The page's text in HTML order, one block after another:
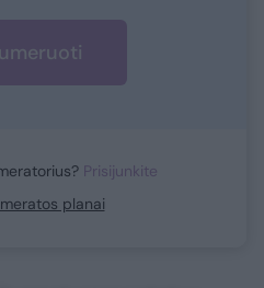
Prisijunkite
planai